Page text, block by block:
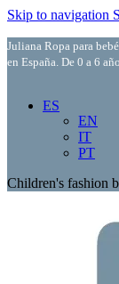
Skip to navigation
Juliana Ropa para
en España. De 0 a 6
ES
EN
IT
PT
Children's fashion